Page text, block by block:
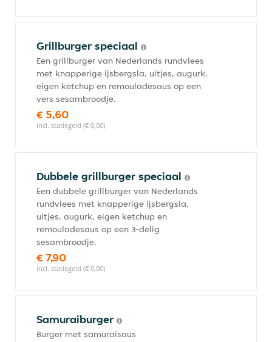
Grillburger speciaal
Een grillburger van Nederlands rundvlees
met knapperige ijsbergsla, uitjes, augurk,
eigen ketchup en remouladesaus op een
vers sesambroodje.
€ 5,60
incl. statiegeld (€ 0,00)
Dubbele grillburger speciaal
Een dubbele grillburger van Nederlands
rundvlees met knapperige ijsbergsla,
uitjes, augurk, eigen ketchup en
remouladesaus op een 3-delig
sesambroodje.
€ 7,90
incl. statiegeld (€ 0,00)
Samuraiburger
Burger met samuraisaus